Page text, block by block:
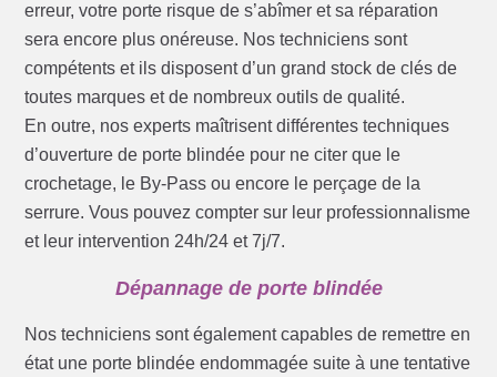
erreur, votre porte risque de s’abîmer et sa réparation
sera encore plus onéreuse. Nos techniciens sont
compétents et ils disposent d’un grand stock de clés de
toutes marques et de nombreux outils de qualité.
En outre, nos experts maîtrisent différentes techniques
d’ouverture de porte blindée pour ne citer que le
crochetage, le By-Pass ou encore le perçage de la
serrure. Vous pouvez compter sur leur professionnalisme
et leur intervention 24h/24 et 7j/7.
Dépannage de porte blindée
Nos techniciens sont également capables de remettre en
état une porte blindée endommagée suite à une tentative